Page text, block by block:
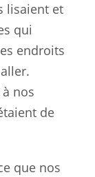
lisaient et
qui
endroits
nos
de
que nos